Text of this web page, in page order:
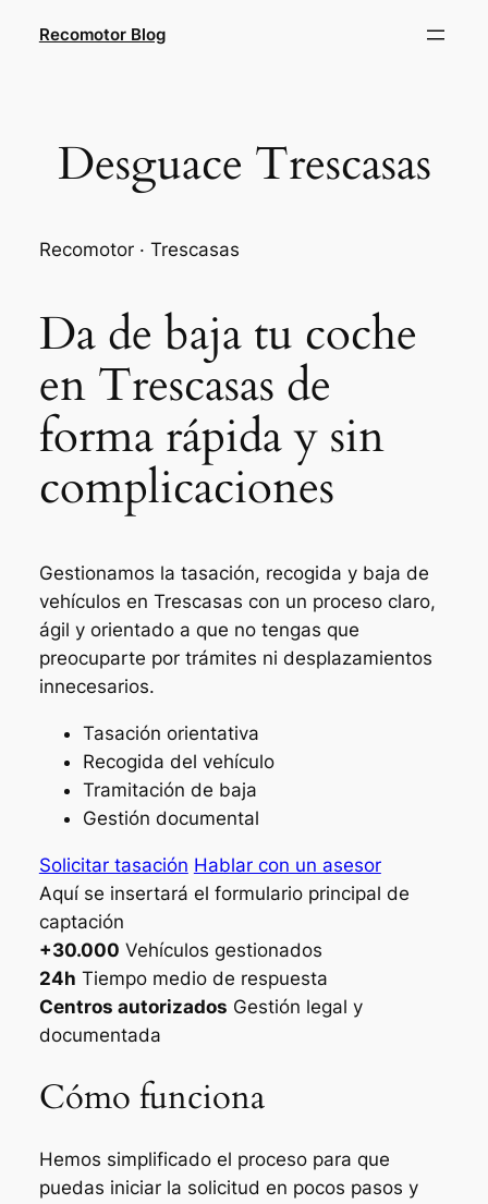
Recomotor Blog
Desguace Trescasas
Recomotor · Trescasas
Da de baja tu coche
en Trescasas de
forma rápida y sin
complicaciones
Gestionamos la tasación, recogida y baja de
vehículos en Trescasas con un proceso claro,
ágil y orientado a que no tengas que
preocuparte por trámites ni desplazamientos
innecesarios.
Tasación orientativa
Recogida del vehículo
Tramitación de baja
Gestión documental
Solicitar tasación Hablar con un asesor
Aquí se insertará el formulario principal de
captación
+30.000 Vehículos gestionados
24h Tiempo medio de respuesta
Centros autorizados Gestión legal y
documentada
Cómo funciona
Hemos simplificado el proceso para que
puedas iniciar la solicitud en pocos pasos y